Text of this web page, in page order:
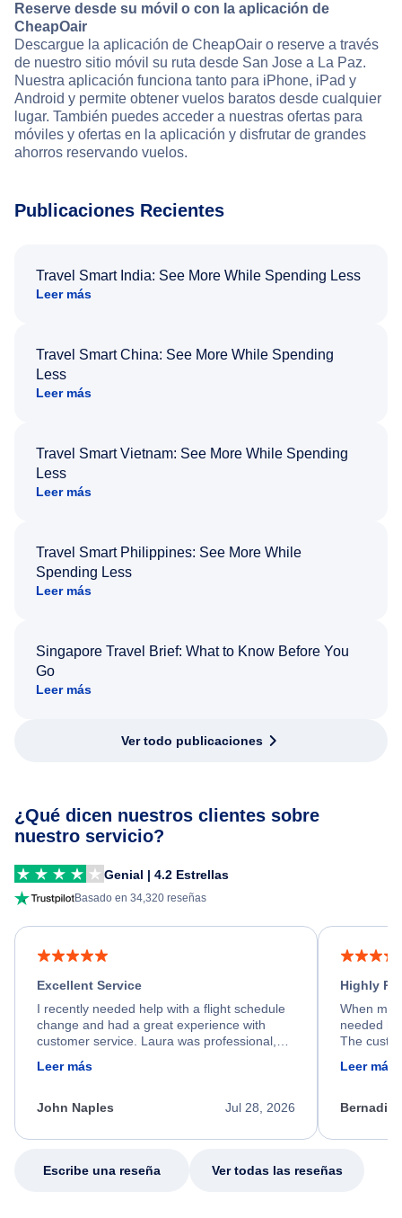
Reserve desde su móvil o con la aplicación de
CheapOair
Descargue la aplicación de CheapOair o reserve a través
de nuestro sitio móvil su ruta desde San Jose a La Paz.
Nuestra aplicación funciona tanto para iPhone, iPad y
Android y permite obtener vuelos baratos desde cualquier
lugar. También puedes acceder a nuestras ofertas para
móviles y ofertas en la aplicación y disfrutar de grandes
ahorros reservando vuelos.
Publicaciones Recientes
Travel Smart India: See More While Spending Less
Leer más
Travel Smart China: See More While Spending
Less
Leer más
Travel Smart Vietnam: See More While Spending
Less
Leer más
Travel Smart Philippines: See More While
Spending Less
Leer más
Singapore Travel Brief: What to Know Before You
Go
Leer más
Ver todo publicaciones
¿Qué dicen nuestros clientes sobre
nuestro servicio?
Genial | 4.2 Estrellas
Basado en 34,320 reseñas
Excellent Service
I recently needed help with a flight schedule
change and had a great experience with
customer service. Laura was professional,
friendly, and very helpful throughout the
process. She quickly found a solution and
appreciate her excellent service.
Leer más
Jul 28, 2026
John Naples
Highly
When my
needed
The
calm,
my issue.
Leer más
Escribe una reseña Ver todas las reseñas